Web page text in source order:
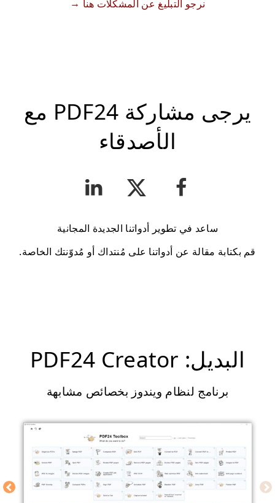
نرجو التبليغ عن المشكلات هنا
يرجى مشاركة PDF24 مع
الأصدقاء
ساعد في تطوير أدواتنا الجديدة المجانية
قم بكتابة مقالة عن أدواتنا على مُنتداك أو مُدوّنتك الخاصة.
البديل: PDF24 Creator
برنامج لنظام ويندوز بخصائص مشابهة